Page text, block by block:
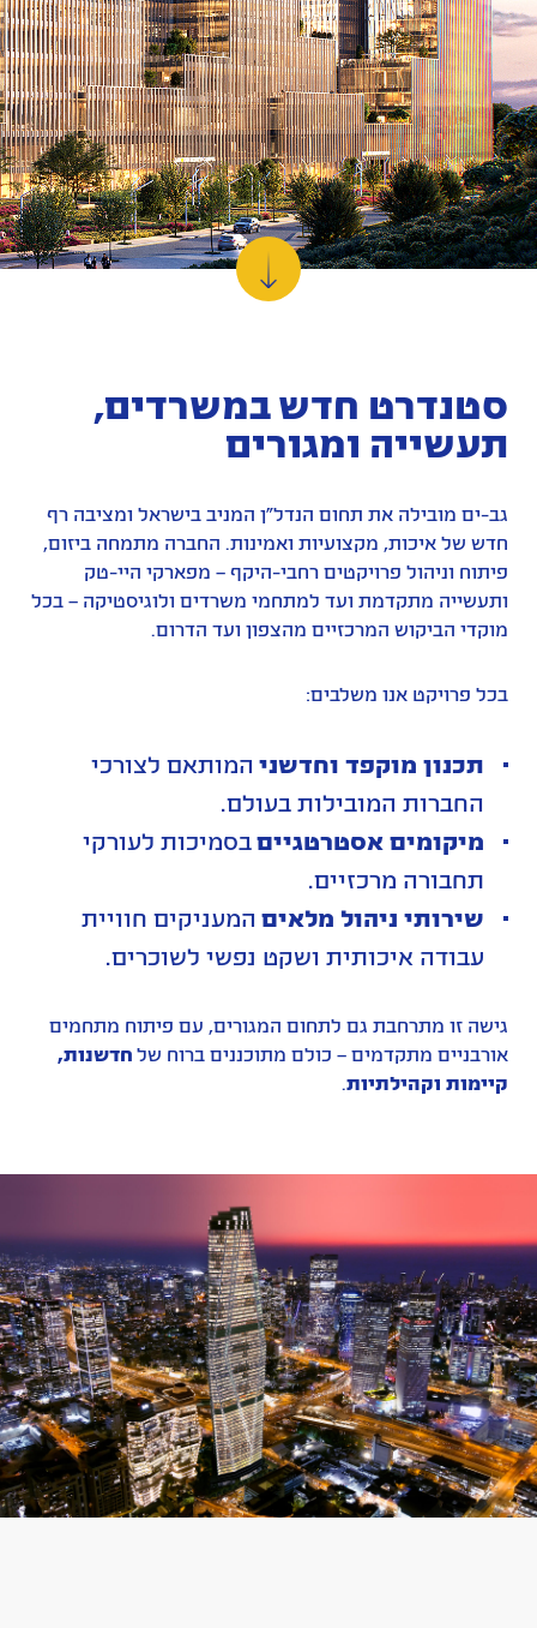
משקיעים
אחריות
תאגידית
מדיה
צרו
קשר
סטנדרט חדש במשרדים,
תעשייה ומגורים
גב-ים מובילה את תחום הנדל״ן המניב בישראל ומציבה רף
חדש של איכות, מקצועיות ואמינות. החברה מתמחה ביזום,
פיתוח וניהול פרויקטים רחבי-היקף – מפארקי היי-טק
ותעשייה מתקדמת ועד למתחמי משרדים ולוגיסטיקה – בכל
מוקדי הביקוש המרכזיים מהצפון ועד הדרום.
בכל פרויקט אנו משלבים:
תכנון מוקפד וחדשני המותאם לצורכי
החברות המובילות בעולם.
מיקומים אסטרטגייםבסמיכות לעורקי
תחבורה מרכזיים.
שירותי ניהול מלאים המעניקים חוויית
עבודה איכותית ושקט נפשי לשוכרים.
גישה זו מתרחבת גם לתחום המגורים, עם פיתוח מתחמים
אורבניים מתקדמים – כולם מתוכננים ברוח של חדשנות,
קיימות וקהילתיות.